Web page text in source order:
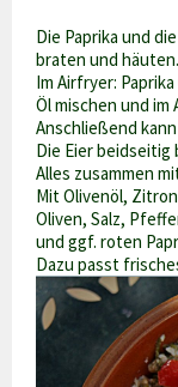
Die Paprika und
braten und häuten.
Im Airfryer:
Öl mischen und
Anschließend
Die Eier beidseitig
Alles zusammen
Mit Olivenöl,
Oliven, Salz,
und ggf. roten
Dazu passt